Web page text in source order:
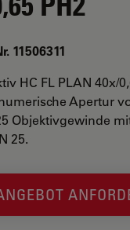
11506311
HC FL PLAN 40x/
Apertur
Objektivgewinde
25.